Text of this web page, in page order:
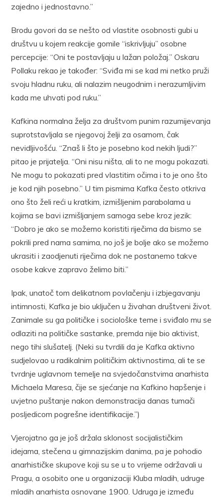
zajedno i jednostavno.”
Brodu govori da se nešto od vlastite osobnosti gubi u
društvu u kojem reakcije gomile “iskrivljuju” osobne
percepcije: “Oni te postavljaju u lažan položaj.” Oskaru
Pollaku rekao je također: “Sviđa mi se kad mi netko pruži
svoju hladnu ruku, ali nalazim neugodnim i nerazumljivim
kada me uhvati pod ruku.”
Kafkina normalna želja za društvom punim razumijevanja
suprotstavljala se njegovoj želji za osamom, čak
nevidljivošću. “Znaš li što je posebno kod nekih ljudi?”
pitao je prijatelja. “Oni nisu ništa, ali to ne mogu pokazati.
Ne mogu to pokazati pred vlastitim očima i to je ono što
je kod njih posebno.” U tim pismima Kafka često otkriva
ono što želi reći u kratkim, izmišljenim parabolama u
kojima se bavi izmišljanjem samoga sebe kroz jezik:
“Dobro je ako se možemo koristiti riječima da bismo se
pokrili pred nama samima, no još je bolje ako se možemo
ukrasiti i zaodjenuti riječima dok ne postanemo takve
osobe kakve zapravo želimo biti.”
Ipak, unatoč tom delikatnom povlačenju i izbjegavanju
intimnosti, Kafka je bio uključen u živahan društveni život.
Zanimale su ga političke i sociološke teme i sviđalo mu se
odlaziti na političke sastanke, premda nije bio aktivist,
nego tihi slušatelj. (Neki su tvrdili da je Kafka aktivno
sudjelovao u radikalnim političkim aktivnostima, ali te se
tvrdnje uglavnom temelje na svjedočanstvima anarhista
Michaela Maresa, čije se sjećanje na Kafkino hapšenje i
uvjetno puštanje nakon demonstracija danas tumači
posljedicom pogrešne identifikacije.”)
Vjerojatno ga je još držala sklonost socijalističkim
idejama, stečena u gimnazijskim danima, pa je pohodio
anarhističke skupove koji su se u to vrijeme održavali u
Pragu, a osobito one u organizaciji Kluba mladih, udruge
mladih anarhista osnovane 1900. Udruga je između